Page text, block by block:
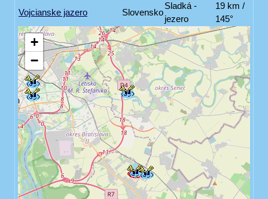
Vojcianske jazero Slovensko
Sladká -
jezero
19 km /
145°